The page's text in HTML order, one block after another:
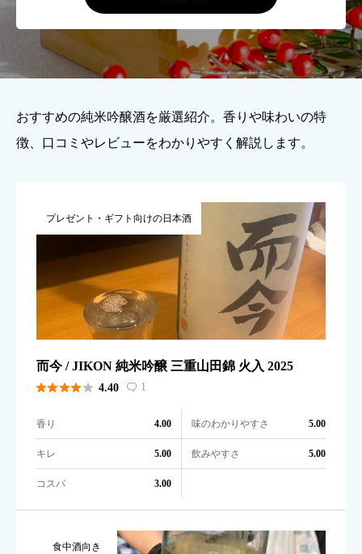
おすすめの純米吟醸酒を厳選紹介。香りや味わいの特
徴、口コミやレビューをわかりやすく解説します。
プレゼント・ギフト向けの日本酒
而今 / JIKON 純米吟醸 三重山田錦 火入 2025
 4.40  1
香り 4.00 味のわかりやすさ 5.00
キレ 5.00 飲みやすさ 5.00
コスパ 3.00
食中酒向き